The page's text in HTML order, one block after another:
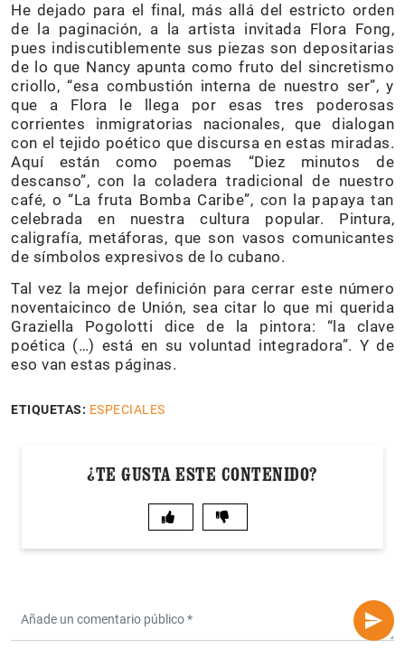
He dejado para el final, más allá del estricto orden
de la paginación, a la artista invitada Flora Fong,
pues indiscutiblemente sus piezas son depositarias
de lo que Nancy apunta como fruto del sincretismo
criollo, “esa combustión interna de nuestro ser”, y
que a Flora le llega por esas tres poderosas
corrientes inmigratorias nacionales, que dialogan
con el tejido poético que discursa en estas miradas.
Aquí están como poemas “Diez minutos de
descanso”, con la coladera tradicional de nuestro
café, o “La fruta Bomba Caribe”, con la papaya tan
celebrada en nuestra cultura popular. Pintura,
caligrafía, metáforas, que son vasos comunicantes
de símbolos expresivos de lo cubano.
Tal vez la mejor definición para cerrar este número
noventaicinco de Unión, sea citar lo que mi querida
Graziella Pogolotti dice de la pintora: “la clave
poética (…) está en su voluntad integradora”. Y de
eso van estas páginas.
ETIQUETAS: ESPECIALES
¿TE GUSTA ESTE CONTENIDO?